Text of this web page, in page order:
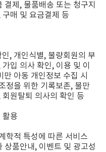
제, 물품배송 또는 청구지
매 및 요금결제 등
, 개인식별, 불량회원의 부
입 의사 확인, 이용 및 이
아동 개인정보 수집 시
정을 위한 기록보존, 불만
원탈퇴 의사의 확인 등
활용
학적 특성에 따른 서비스
상품안내, 이벤트 및 광고성